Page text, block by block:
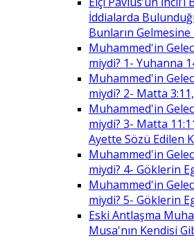
İddialarda
Bunların
Muhammed'in
miydi? 1- Yuhanna
Muhammed'in
miydi? 2- Matta
Muhammed'in
miydi? 3- Matta
Ayette Sözü Edilen
Muhammed'in
miydi? 4- Göklerin
Muhammed'in
miydi? 5- Göklerin
Eski Antlaşma
Musa'nın Kendisi